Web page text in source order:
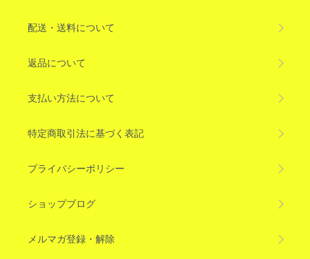
配送・送料について
返品について
支払い方法について
特定商取引法に基づく表記
プライバシーポリシー
ショップブログ
メルマガ登録・解除